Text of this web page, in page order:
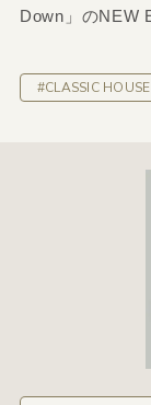
Down」のNEW
#CLASSIC HOUSE